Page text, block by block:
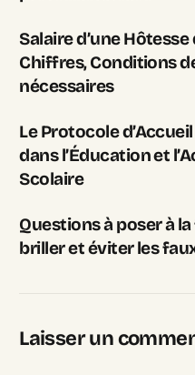
Salaire d’une Hôtesse
Chiffres, Conditions
nécessaires
Le Protocole
dans l’Éducation et
Scolaire
Questions à poser à
briller et éviter les
Laisser un